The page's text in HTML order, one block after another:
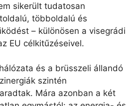
sikerült tudatosan
többoldalú és
– különösen a visegrádi
EU célkitűzéseivel.
és a brüsszeli állandó
szintén
Mára azonban a két